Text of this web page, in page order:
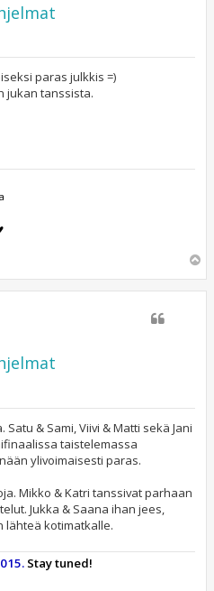
paras julkkis =)
jukan tanssista.
l
ö
& Sami, Viivi & Matti sekä Jani
taistelemassa
ylivoimaisesti paras.
Mikko & Katri tanssivat parhaan
Jukka & Saana ihan jees,
lähteä kotimatkalle.
Stay tuned!